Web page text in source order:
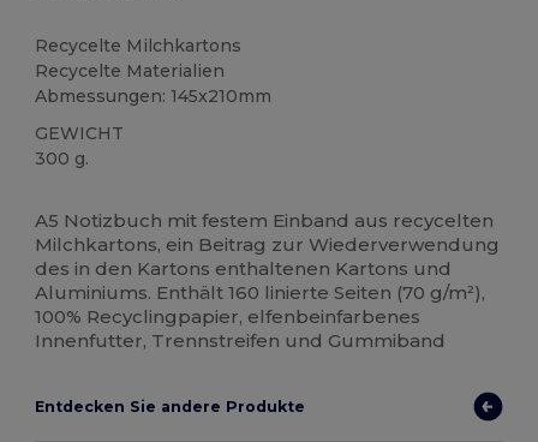
Recycelte Milchkartons
Recycelte Materialien
Abmessungen: 145x210mm
GEWICHT
300 g.
A5 Notizbuch mit festem Einband aus recycelten
Milchkartons, ein Beitrag zur Wiederverwendung
des in den Kartons enthaltenen Kartons und
Aluminiums. Enthält 160 linierte Seiten (70 g/m²),
100% Recyclingpapier, elfenbeinfarbenes
Innenfutter, Trennstreifen und Gummiband
Entdecken Sie andere Produkte